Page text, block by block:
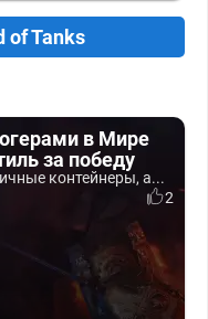
of Tanks
в Мире
за победу
контейнеры, а...
2